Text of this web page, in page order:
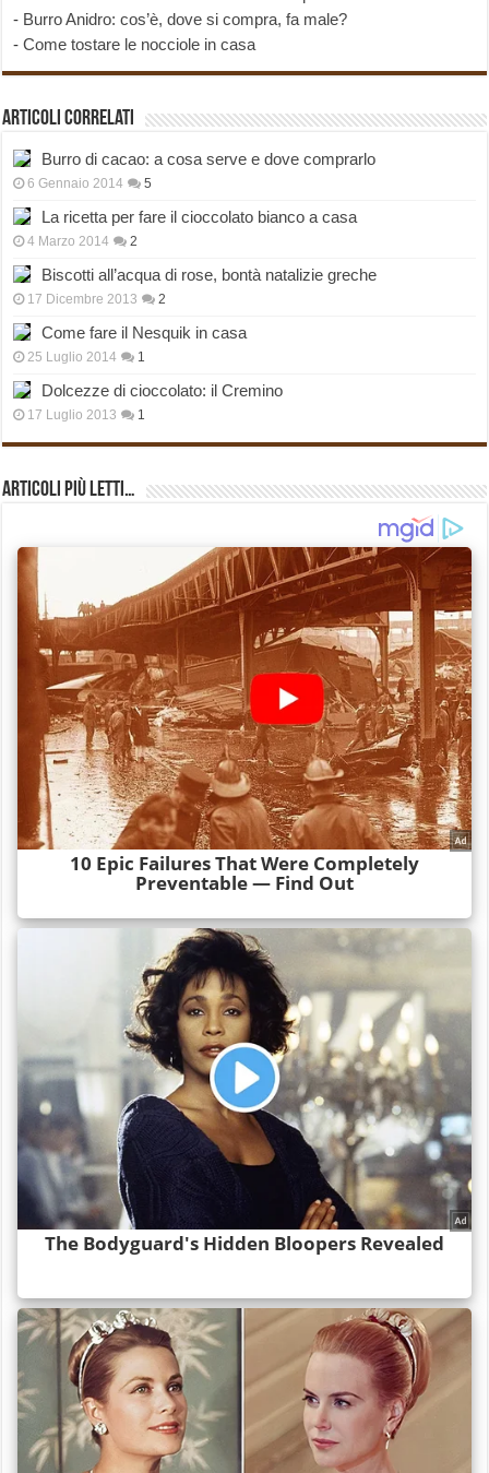
- Burro Anidro: cos’è, dove si compra, fa male?
-Come tostare le nocciole in casa
Articoli correlati
Burro di cacao: a cosa serve e dove comprarlo
6 Gennaio 2014 5
La ricetta per fare il cioccolato bianco a casa
4 Marzo 2014 2
Biscotti all’acqua di rose, bontà natalizie greche
17 Dicembre 2013 2
Come fare il Nesquik in casa
25 Luglio 2014 1
Dolcezze di cioccolato: il Cremino
17 Luglio 2013 1
Articoli più Letti…